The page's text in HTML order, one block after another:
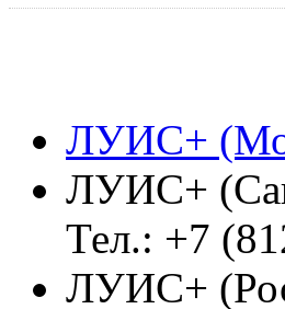
ЛУИС+
ЛУИС+
Тел.: +7
ЛУИС+